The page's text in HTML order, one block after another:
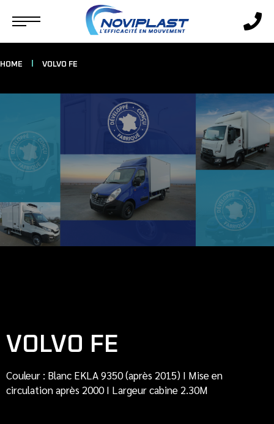
HOME VOLVO FE
VOLVO FE
Couleur : Blanc EKLA 9350 (après 2015) I Mise en
circulation après 2000 I Largeur cabine 2.30M